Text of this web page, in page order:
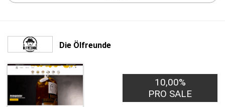
Die Ölfreunde
10,00%
PRO SALE